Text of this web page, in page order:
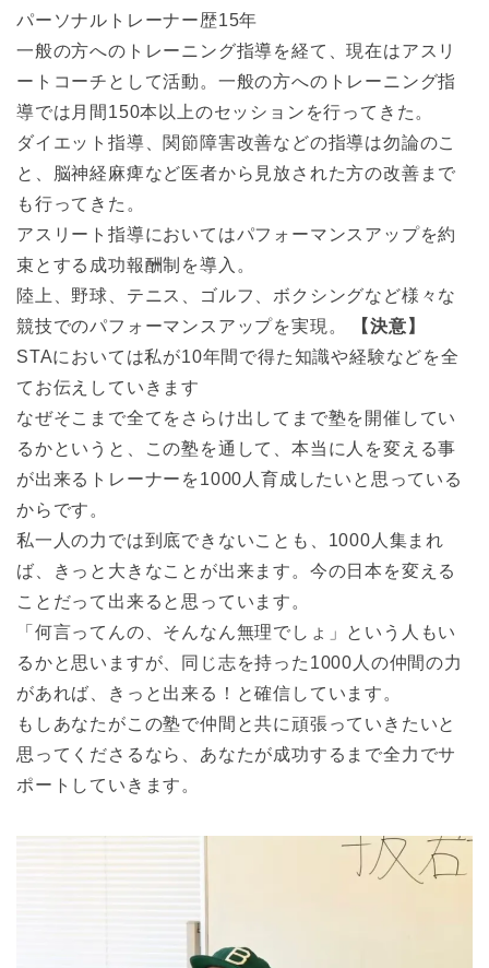
パーソナルトレーナー歴15年
一般の方へのトレーニング指導を経て、現在はアスリ
ートコーチとして活動。一般の方へのトレーニング指
導では月間150本以上のセッションを行ってきた。
ダイエット指導、関節障害改善などの指導は勿論のこ
と、脳神経麻痺など医者から見放された方の改善まで
も行ってきた。
アスリート指導においてはパフォーマンスアップを約
束とする成功報酬制を導入。
陸上、野球、テニス、ゴルフ、ボクシングなど様々な
競技でのパフォーマンスアップを実現。
【決意】
STAにおいては私が10年間で得た知識や経験などを全
てお伝えしていきます
なぜそこまで全てをさらけ出してまで塾を開催してい
るかというと、この塾を通して、本当に人を変える事
が出来るトレーナーを1000人育成したいと思っている
からです。
私一人の力では到底できないことも、1000人集まれ
ば、きっと大きなことが出来ます。今の日本を変える
ことだって出来ると思っています。
「何言ってんの、そんなん無理でしょ」という人もい
るかと思いますが、同じ志を持った1000人の仲間の力
があれば、きっと出来る！と確信しています。
もしあなたがこの塾で仲間と共に頑張っていきたいと
思ってくださるなら、あなたが成功するまで全力でサ
ポートしていきます。